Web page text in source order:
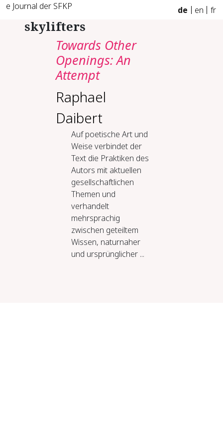
e Journal der SFKP de en fr
skylifters
Towards Other
Openings: An
Attempt
Raphael
Daibert
Auf poetische Art und
Weise verbindet der
Text die Praktiken des
Autors mit aktuellen
gesellschaftlichen
Themen und
verhandelt
mehrsprachig
zwischen geteiltem
Wissen, naturnaher
und ursprünglicher ...